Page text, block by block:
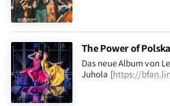
The Power of Polska
Das neue Album von
Juhola [https://